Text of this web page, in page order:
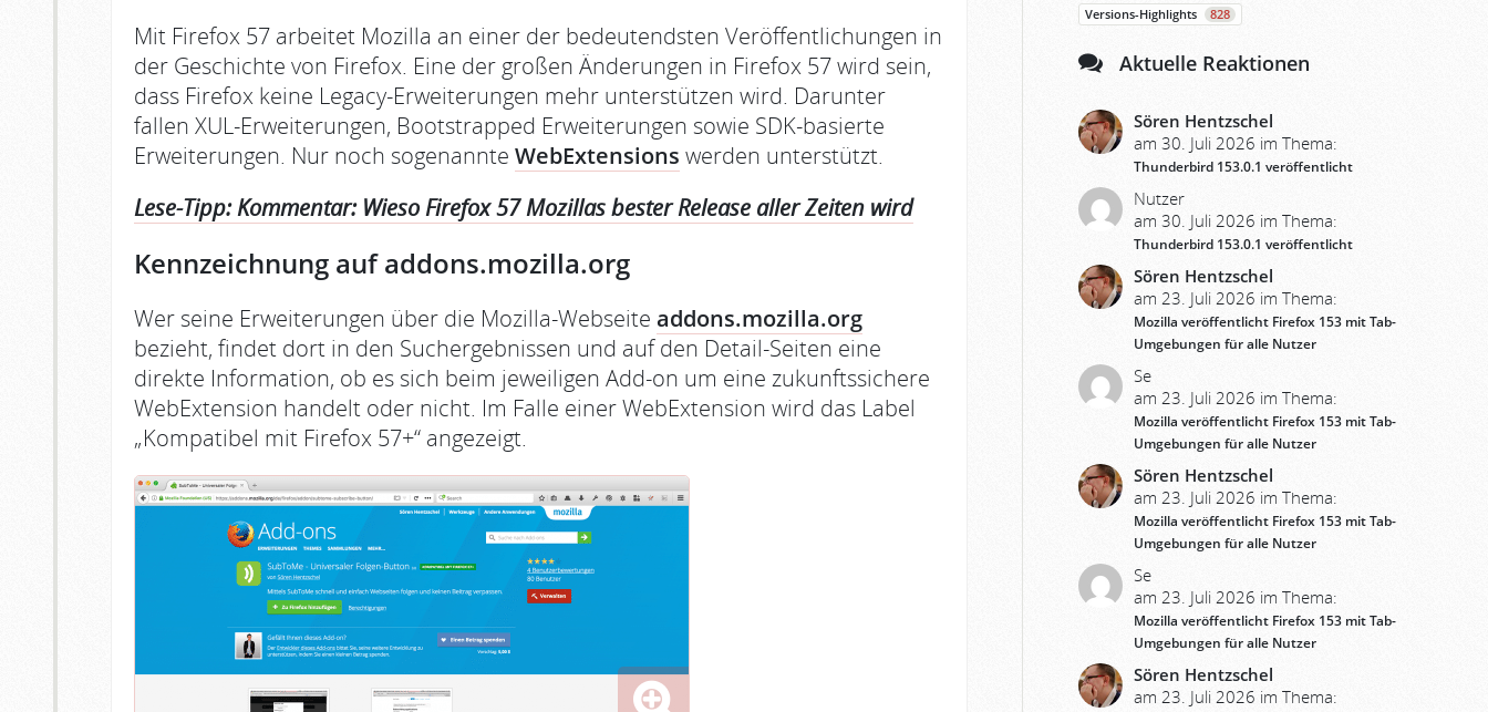
Mit Firefox 57 arbeitet Mozilla an einer der bedeutendsten Veröffentlichungen in
der Geschichte von Firefox. Eine der großen Änderungen in Firefox 57 wird sein,
dass Firefox keine Legacy-Erweiterungen mehr unterstützen wird. Darunter
fallen XUL-Erweiterungen, Bootstrapped Erweiterungen sowie SDK-basierte
Erweiterungen. Nur noch sogenannte WebExtensions werden unterstützt.
Lese-Tipp: Kommentar: Wieso Firefox 57 Mozillas bester Release aller Zeiten wird
Kennzeichnung auf addons.mozilla.org
Wer seine Erweiterungen über die Mozilla-Webseite addons.mozilla.org
bezieht, findet dort in den Suchergebnissen und auf den Detail-Seiten eine
direkte Information, ob es sich beim jeweiligen Add-on um eine zukunftssichere
WebExtension handelt oder nicht. Im Falle einer WebExtension wird das Label
„Kompatibel mit Firefox 57+“ angezeigt.
Versions-Highlights
828
Aktuelle Reaktionen
Sören Hentzschel
am 30. Juli 2026 im Thema:
Thunderbird 153.0.1 veröffentlicht
Nutzer
am 30. Juli 2026 im Thema:
Thunderbird 153.0.1 veröffentlicht
Sören Hentzschel
am 23. Juli 2026 im Thema:
Mozilla veröffentlicht Firefox 153 mit Tab-
Umgebungen für alle Nutzer
Se
am 23. Juli 2026 im Thema:
Mozilla veröffentlicht Firefox 153 mit Tab-
Umgebungen für alle Nutzer
Sören Hentzschel
am 23. Juli 2026 im Thema:
Mozilla veröffentlicht Firefox 153 mit Tab-
Umgebungen für alle Nutzer
Se
am 23. Juli 2026 im Thema:
Mozilla veröffentlicht Firefox 153 mit Tab-
Umgebungen für alle Nutzer
Sören Hentzschel
am 23. Juli 2026 im Thema: